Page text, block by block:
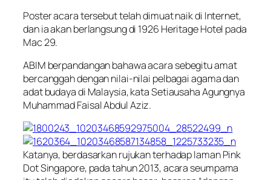
Poster acara tersebut telah dimuat naik di Internet,
dan ia akan berlangsung di 1926 Heritage Hotel pada
Mac 29.
ABIM berpandangan bahawa acara sebegitu amat
bercanggah dengan nilai-nilai pelbagai agama dan
adat budaya di Malaysia, kata Setiausaha Agungnya
Muhammad Faisal Abdul Aziz.
Katanya, berdasarkan rujukan terhadap laman Pink
Dot Singapore, pada tahun 2013, acara seumpama